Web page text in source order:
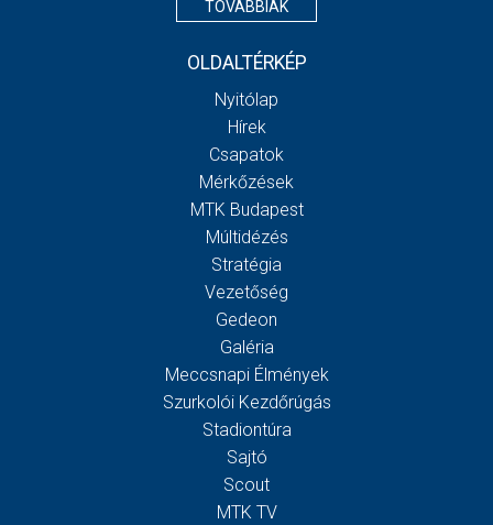
TOVÁBBIAK
OLDALTÉRKÉP
Nyitólap
Hírek
Csapatok
Mérkőzések
MTK Budapest
Múltidézés
Stratégia
Vezetőség
Gedeon
Galéria
Meccsnapi Élmények
Szurkolói Kezdőrúgás
Stadiontúra
Sajtó
Scout
MTK TV